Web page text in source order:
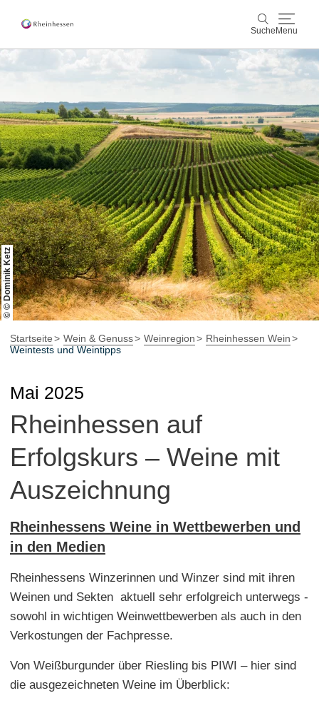
Suche Menu
Wein & Genuss
Aktiv & Natur
Kultur & Städte
Veranstaltungen
Buchung & Service
ShopRheinhessen-Blog Karte
© © Dominik Ketz
Startseite Wein & Genuss Weinregion
Rheinhessen Wein
Weintests und Weintipps
Mai 2025
Rheinhessen auf
Erfolgskurs – Weine mit
Auszeichnung
Rheinhessens Weine in Wettbewerben und
in den Medien
Rheinhessens Winzerinnen und Winzer sind mit ihren
Weinen und Sekten aktuell sehr erfolgreich unterwegs -
sowohl in wichtigen Weinwettbewerben als auch in den
Verkostungen der Fachpresse.
Von Weißburgunder über Riesling bis PIWI – hier sind
die ausgezeichneten Weine im Überblick: